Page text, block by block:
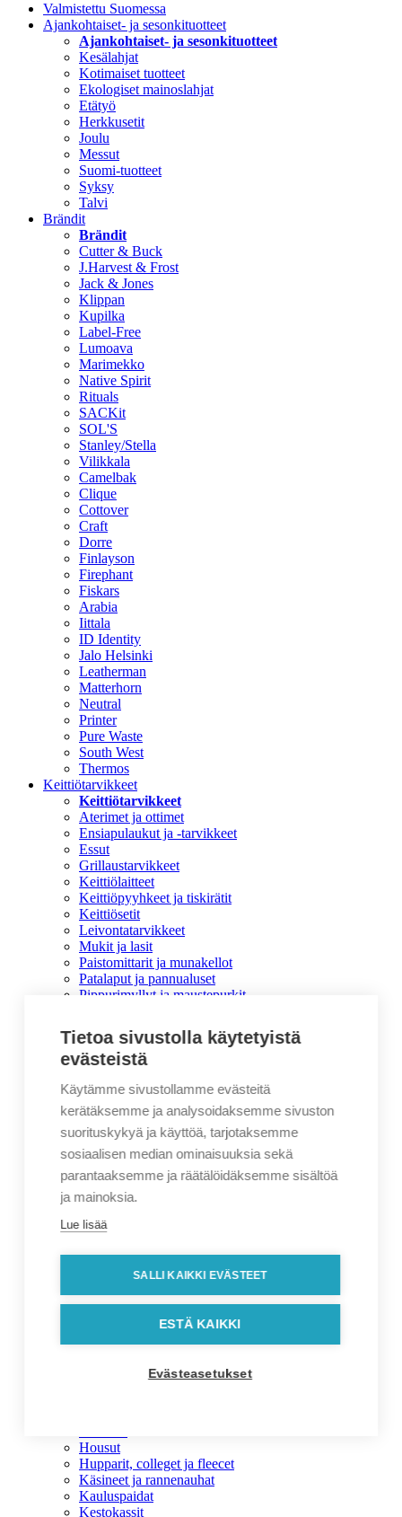
Valmistettu Suomessa
Ajankohtaiset- ja sesonkituotteet
Ajankohtaiset- ja sesonkituotteet
Kesälahjat
Kotimaiset tuotteet
Ekologiset mainoslahjat
Etätyö
Herkkusetit
Joulu
Messut
Suomi-tuotteet
Syksy
Talvi
Brändit
Brändit
Cutter & Buck
J.Harvest & Frost
Jack & Jones
Klippan
Kupilka
Label-Free
Lumoava
Marimekko
Native Spirit
Rituals
SACKit
SOL'S
Stanley/Stella
Vilikkala
Camelbak
Clique
Cottover
Craft
Dorre
Finlayson
Firephant
Fiskars
Arabia
Iittala
ID Identity
Jalo Helsinki
Leatherman
Matterhorn
Neutral
Printer
Pure Waste
South West
Thermos
Keittiötarvikkeet
Keittiötarvikkeet
Aterimet ja ottimet
Ensiapulaukut ja -tarvikkeet
Essut
Grillaustarvikkeet
Keittiölaitteet
Keittiöpyyhkeet ja tiskirätit
Keittiösetit
Leivontatarvikkeet
Mukit ja lasit
Paistomittarit ja munakellot
Patalaput ja pannualuset
Pippurimyllyt ja maustepurkit
Tarjoiluastiat
Veitset
Viinitarvikkeet ja pullonavaajat
Mainoslahjat
Mainoslahjat
Aurinkolasit
Kustomoitavat tuotteet
Autotarvikkeet
Avaimenperät
Heijastimet
Huulirasvat
Hygieniatuotteet
Juomapullot
Kaulanauhat ja rannekkeet
Korvatulpat
Magneetit
Tulitikut ja sytyttimet
Housut
Hupparit, colleget ja fleecet
Käsineet ja rannenauhat
Kauluspaidat
Kestokassit
Tietoa sivustolla käytetyistä
evästeistä
Käytämme sivustollamme evästeitä
kerätäksemme ja analysoidaksemme sivuston
suorituskykyä ja käyttöä, tarjotaksemme
sosiaalisen median ominaisuuksia sekä
parantaaksemme ja räätälöidäksemme sisältöä
ja mainoksia.
Lue lisää
SALLI KAIKKI EVÄSTEET
ESTÄ KAIKKI
Evästeasetukset